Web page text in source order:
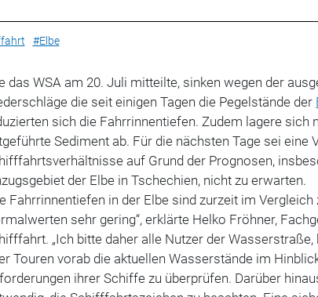
#Elbe
das WSA am 20. Juli mitteilte, sinken wegen der
die seit einigen Tagen die Pegelstände der
sich die Fahrrinnentiefen. Zudem lagere sich
Sediment ab. Für die nächsten Tage sei eine
auf Grund der Prognosen,
der Elbe in Tschechien, nicht zu erwarten.
Fahrrinnentiefen in der Elbe sind zurzeit im Vergleich
sehr gering“, erklärte Helko Fröhner,
„Ich bitte daher alle Nutzer der Wasserstraße,
Touren vorab die aktuellen Wasserstände im
ihrer Schiffe zu überprüfen. Darüber